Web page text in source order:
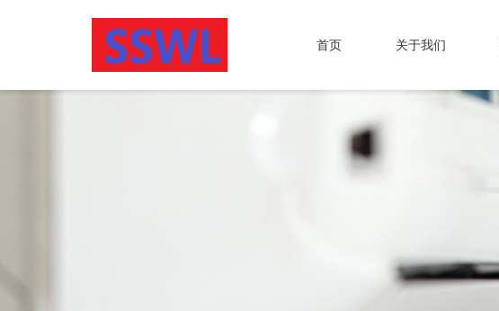
首页 关于我们